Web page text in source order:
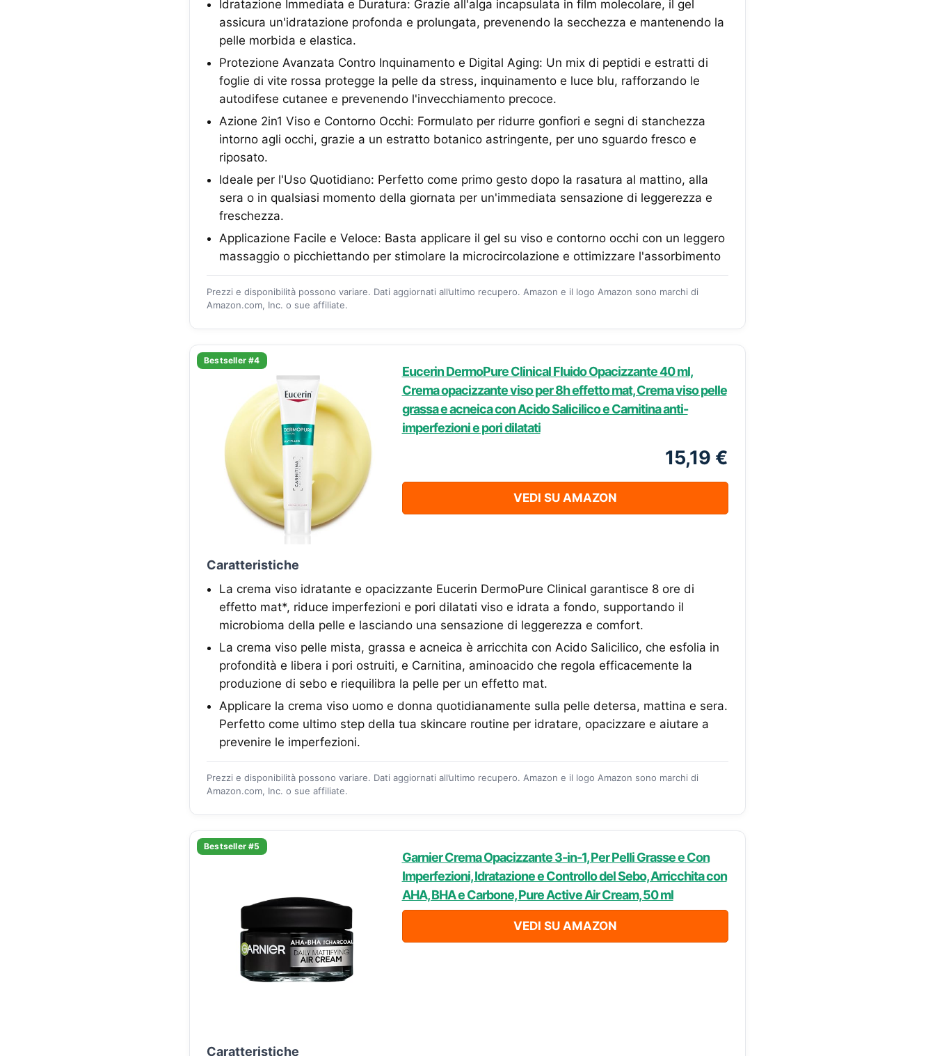
Idratazione Immediata e Duratura: Grazie all'alga incapsulata in film molecolare, il gel
assicura un'idratazione profonda e prolungata, prevenendo la secchezza e mantenendo la
pelle morbida e elastica.
Protezione Avanzata Contro Inquinamento e Digital Aging: Un mix di peptidi e estratti di
foglie di vite rossa protegge la pelle da stress, inquinamento e luce blu, rafforzando le
autodifese cutanee e prevenendo l'invecchiamento precoce.
Azione 2in1 Viso e Contorno Occhi: Formulato per ridurre gonfiori e segni di stanchezza
intorno agli occhi, grazie a un estratto botanico astringente, per uno sguardo fresco e
riposato.
Ideale per l'Uso Quotidiano: Perfetto come primo gesto dopo la rasatura al mattino, alla
sera o in qualsiasi momento della giornata per un'immediata sensazione di leggerezza e
freschezza.
Applicazione Facile e Veloce: Basta applicare il gel su viso e contorno occhi con un leggero
massaggio o picchiettando per stimolare la microcircolazione e ottimizzare l'assorbimento
Prezzi e disponibilità possono variare. Dati aggiornati all’ultimo recupero. Amazon e il logo Amazon sono marchi di
Amazon.com, Inc. o sue affiliate.
Bestseller #4
Eucerin DermoPure Clinical Fluido Opacizzante 40 ml,
Crema opacizzante viso per 8h effetto mat, Crema viso pelle
grassa e acneica con Acido Salicilico e Carnitina anti-
imperfezioni e pori dilatati
15,19 €
VEDI SU AMAZON
Caratteristiche
La crema viso idratante e opacizzante Eucerin DermoPure Clinical garantisce 8 ore di
effetto mat*, riduce imperfezioni e pori dilatati viso e idrata a fondo, supportando il
microbioma della pelle e lasciando una sensazione di leggerezza e comfort.
La crema viso pelle mista, grassa e acneica è arricchita con Acido Salicilico, che esfolia in
profondità e libera i pori ostruiti, e Carnitina, aminoacido che regola efficacemente la
produzione di sebo e riequilibra la pelle per un effetto mat.
Applicare la crema viso uomo e donna quotidianamente sulla pelle detersa, mattina e sera.
Perfetto come ultimo step della tua skincare routine per idratare, opacizzare e aiutare a
prevenire le imperfezioni.
Prezzi e disponibilità possono variare. Dati aggiornati all’ultimo recupero. Amazon e il logo Amazon sono marchi di
Amazon.com, Inc. o sue affiliate.
Bestseller #5
Garnier Crema Opacizzante 3-in-1, Per Pelli Grasse e Con
Imperfezioni, Idratazione e Controllo del Sebo, Arricchita con
AHA, BHA e Carbone, Pure Active Air Cream, 50 ml
VEDI SU AMAZON
Caratteristiche